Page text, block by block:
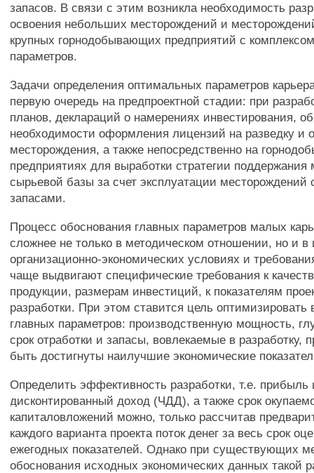
запасов. В связи с этим возникла необходимость
освоения небольших месторождений и
крупных горнодобывающих предприятий с
параметров.
Задачи определения оптимальных параметров
первую очередь на предпроектной стадии: при
планов, деклараций о намерениях инвестирования,
необходимости оформления лицензий на разведку и
месторождения, а также непосредственно на
предприятиях для выработки стратегии поддержания
сырьевой базы за счет эксплуатации месторождений
запасами.
Процесс обоснования главных параметров малых
сложнее не только в методическом отношении, но и
организационно-экономических условиях и
чаще выдвигают специфические требования к
продукции, размерам инвестиций, к показателям
разработки. При этом ставится цель оптимизировать
главных параметров: производственную мощность,
срок отработки и запасы, вовлекаемые в разработку,
быть достигнуты наилучшие экономические
Определить эффективность разработки, т.е.
дисконтированный доход (ЧДД), а также срок
капиталовложений можно, только рассчитав
каждого варианта проекта поток денег за весь срок
ежегодных показателей. Однако при существующих
обоснования исходных экономических данных такой